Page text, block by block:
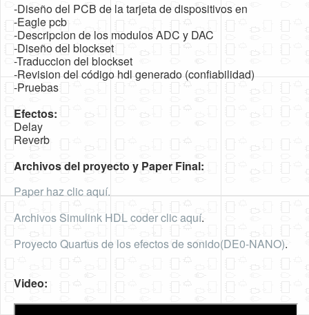
-Diseño del PCB de la tarjeta de dispositivos en
-Eagle pcb
-Descripcion de los modulos ADC y DAC
-Diseño del blockset
-Traduccion del blockset
-Revision del código hdl generado (confiabilidad)
-Pruebas
Efectos:
Delay
Reverb
Archivos del proyecto y Paper Final:
Paper haz clic aquí.
Archivos Simulink HDL coder clic aquí.
Proyecto Quartus de los efectos de sonido(DE0-NANO).
Video: